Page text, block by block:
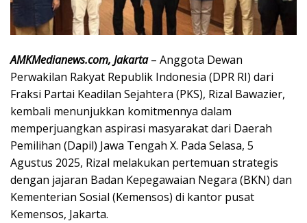
AMKMedianews.com, Jakarta– Anggota Dewan
Perwakilan Rakyat Republik Indonesia (DPR RI) dari
Fraksi Partai Keadilan Sejahtera (PKS), Rizal Bawazier,
kembali menunjukkan komitmennya dalam
memperjuangkan aspirasi masyarakat dari Daerah
Pemilihan (Dapil) Jawa Tengah X. Pada Selasa, 5
Agustus 2025, Rizal melakukan pertemuan strategis
dengan jajaran Badan Kepegawaian Negara (BKN) dan
Kementerian Sosial (Kemensos) di kantor pusat
Kemensos, Jakarta.